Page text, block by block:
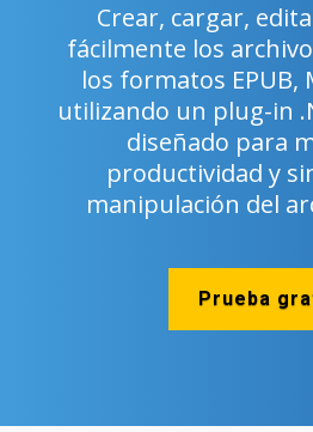
Crear, cargar,
fácilmente los
los formatos EPUB,
utilizando un plug-in
diseñado para
productividad y
manipulación del
Prueba